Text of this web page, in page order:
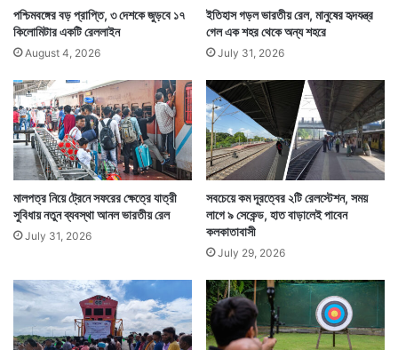
দেশের বিভিন্ন জায়গায় এই ট্রেন তৈরি থাকে। যদি কোনও ট্রেন
দুর্ঘটনার খবর আসে তাহলেই ওষুধ সহ অন্য চিকিৎসা সরঞ্জাম নিয়ে
দুর্ঘটনাস্থলের দিকে ছোটে এই ট্রেন।
ক
হ
র
রা
পশ্চিমবঙ্গের বড় প্রাপ্তি, ৩ দেশকে জুড়বে ১৭
কিলোমিটার একটি রেললাইন
August 4, 2026
ইতিহাস গড়ল ভারতীয় রেল, মানুষের হৃদযন্ত্র
গেল এক শহর থেকে অন্য শহরে
July 31, 2026
মালপত্র নিয়ে ট্রেনে সফরের ক্ষেত্রে যাত্রী
সুবিধায় নতুন ব্যবস্থা আনল ভারতীয় রেল
July 31, 2026
সবচেয়ে কম দূরত্বের ২টি রেলস্টেশন, সময়
লাগে ৯ সেকেন্ড, হাত বাড়ালেই পাবেন
কলকাতাবাসী
July 29, 2026